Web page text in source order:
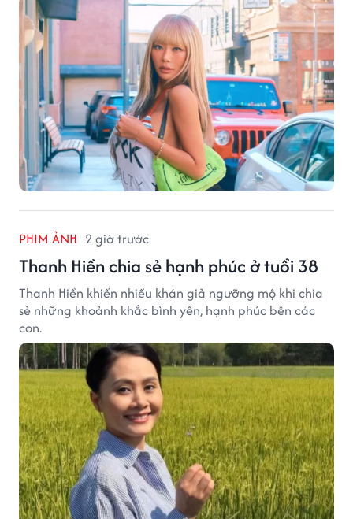
PHIM ẢNH 2 giờ trước
Thanh Hiền chia sẻ hạnh phúc ở tuổi 38
Thanh Hiền khiến nhiều khán giả ngưỡng mộ khi chia
sẻ những khoảnh khắc bình yên, hạnh phúc bên các
con.